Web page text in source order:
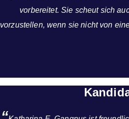
vorbereitet. Sie scheut sich
vorzustellen, wenn sie nicht von